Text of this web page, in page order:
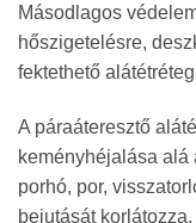
Másodlagos
hőszigetelésre,
fektethető alátétréteg
A páraáteresztő
keményhéjalása alá
porhó, por,
bejutását